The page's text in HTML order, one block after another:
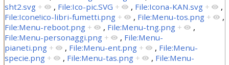
sht2.svg + , File:Ico-pic.SVG + , File:Icona-KAN.svg +
,
File:Icone!ico-libri-fumetti.png + , File:Menu-tos.png +
,
File:Menu-reboot.png + , File:Menu-tng.png +
,
File:Menu-personaggi.png + , File:Menu-
pianeti.png + , File:Menu-ent.png + , File:Menu-
specie.png + , File:Menu-tas.png + , File:Menu-